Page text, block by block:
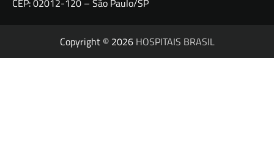
CEP: 02012-120 – São Paulo/SP
Copyright © 2026 HOSPITAIS BRASIL